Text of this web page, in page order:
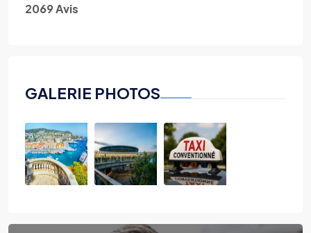
2069 Avis
GALERIE PHOTOS